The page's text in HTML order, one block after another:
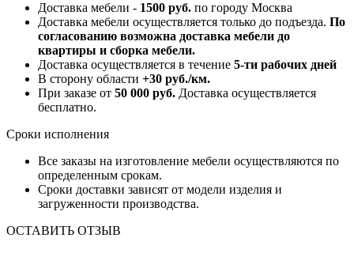
Доставка мебели - 1500 руб. по городу Москва
Доставка мебели осуществляется только до подъезда. По
согласованию возможна доставка мебели до
квартиры и сборка мебели.
Доставка осуществляется в течение 5-ти рабочих дней
В сторону области +30 руб./км.
При заказе от 50 000 руб. Доставка осуществляется
бесплатно.
Сроки исполнения
Все заказы на изготовление мебели осуществляются по
определенным срокам.
Сроки доставки зависят от модели изделия и
загруженности производства.
ОСТАВИТЬ ОТЗЫВ